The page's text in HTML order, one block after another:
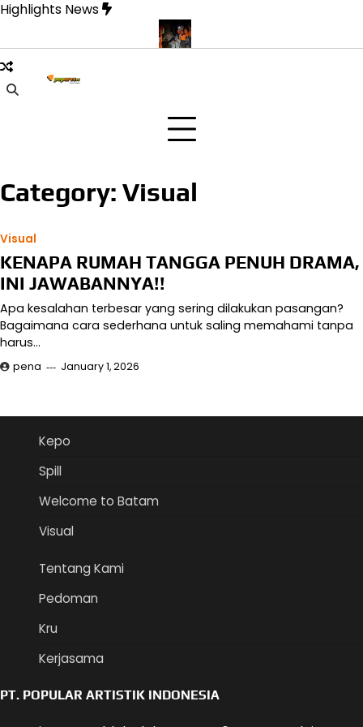
Skip
content
Highlights News
yang Dinanti Pulang
Category: Visual
Visual
KENAPA RUMAH TANGGA PENUH DRAMA,
INI JAWABANNYA!!
Apa kesalahan terbesar yang sering dilakukan pasangan?
Bagaimana cara sederhana untuk saling memahami tanpa
harus…
pena January 1, 2026
Kepo
Spill
Welcome to Batam
Visual
Tentang Kami
Pedoman
Kru
Kerjasama
PT. POPULAR ARTISTIK INDONESIA